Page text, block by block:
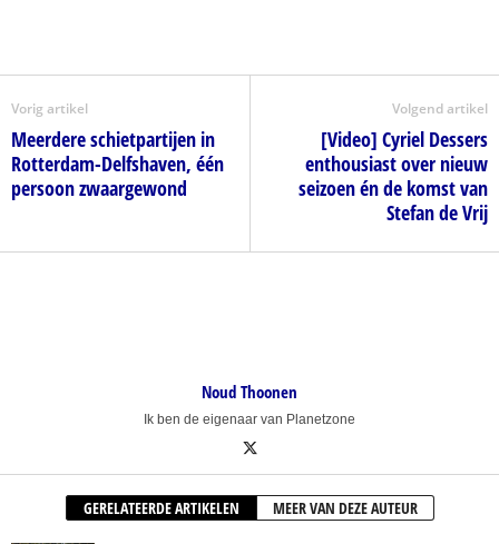
Vorig artikel
Meerdere schietpartijen in
Rotterdam-Delfshaven, één
persoon zwaargewond
Volgend artikel
[Video] Cyriel Dessers
enthousiast over nieuw
seizoen én de komst van
Stefan de Vrij
Noud Thoonen
Ik ben de eigenaar van Planetzone
GERELATEERDE ARTIKELEN MEER VAN DEZE AUTEUR